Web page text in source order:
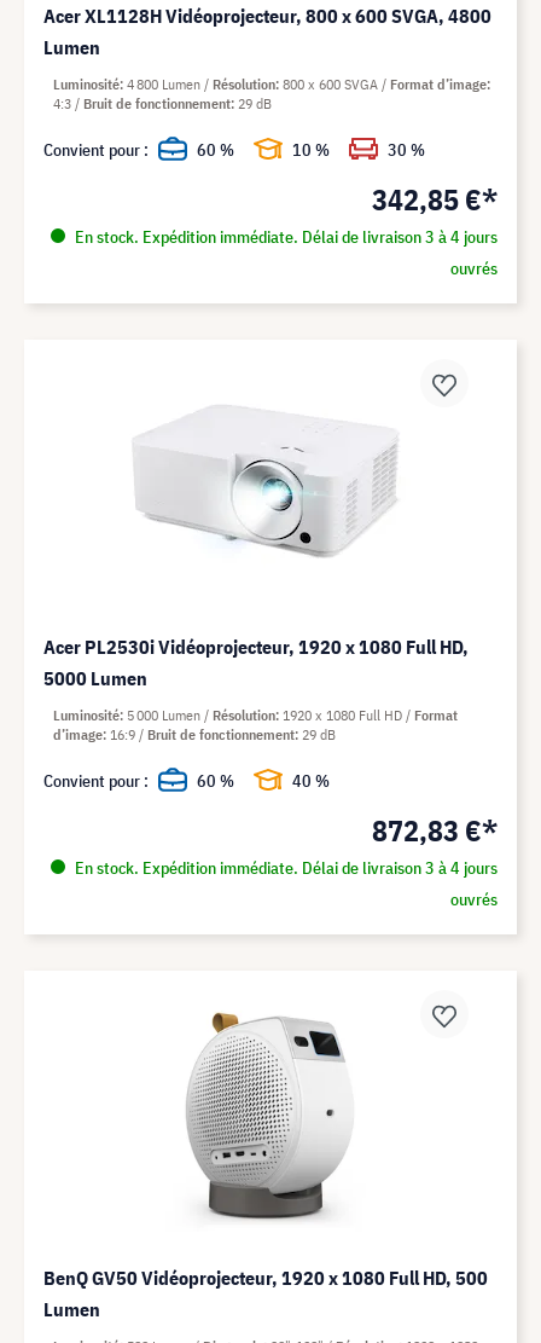
Acer XL1128H Vidéoprojecteur, 800 x 600 SVGA, 4800
Lumen
342,85 €*
En stock. Expédition immédiate. Délai de livraison 3 à 4 jours
ouvrés
Luminosité 4 800 Lumen Résolution 800 x 600 SVGA
Format d’image
4:3
Bruit de fonctionnement 29 dB
Convient pour : 60 % 10 % 30 %
Acer PL2530i Vidéoprojecteur, 1920 x 1080 Full HD,
5000 Lumen
872,83 €*
En stock. Expédition immédiate. Délai de livraison 3 à 4 jours
ouvrés
Luminosité 5 000 Lumen Résolution 1920 x 1080 Full HD
Format
d’image 16:9 Bruit de fonctionnement 29 dB
Convient pour : 60 % 40 %
BenQ GV50 Vidéoprojecteur, 1920 x 1080 Full HD, 500
Lumen